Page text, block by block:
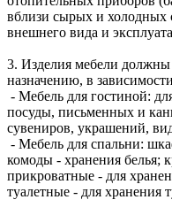
вблизи сырых и холодных
внешнего вида и
3. Изделия мебели должны
назначению, в
- Мебель для гостиной:
посуды, письменных и
сувениров, украшений,
- Мебель для спальни:
комоды - хранения белья;
прикроватные - для
туалетные - для хранения